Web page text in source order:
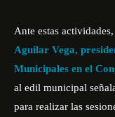
Ante estas
Aguilar Vega,
Municipales en el
al edil municipal
para realizar las